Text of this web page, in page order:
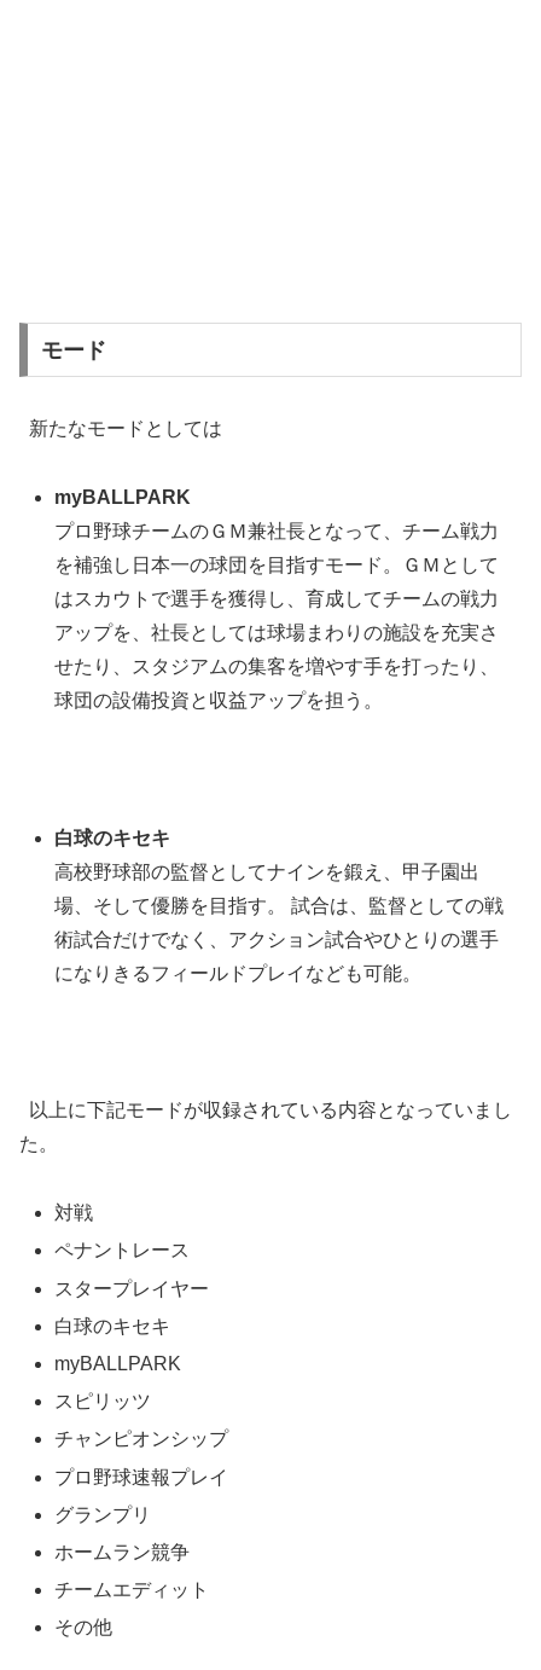
モード
新たなモードとしては
myBALLPARK
プロ野球チームのＧＭ兼社長となって、チーム戦力
を補強し日本一の球団を目指すモード。ＧＭとして
はスカウトで選手を獲得し、育成してチームの戦力
アップを、社長としては球場まわりの施設を充実さ
せたり、スタジアムの集客を増やす手を打ったり、
球団の設備投資と収益アップを担う。
白球のキセキ
高校野球部の監督としてナインを鍛え、甲子園出
場、そして優勝を目指す。 試合は、監督としての戦
術試合だけでなく、アクション試合やひとりの選手
になりきるフィールドプレイなども可能。
以上に下記モードが収録されている内容となっていまし
た。
対戦
ペナントレース
スタープレイヤー
白球のキセキ
myBALLPARK
スピリッツ
チャンピオンシップ
プロ野球速報プレイ
グランプリ
ホームラン競争
チームエディット
その他